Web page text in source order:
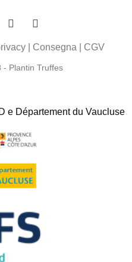
Plantin Truffes
| Consegna| CGV
e Département du Vaucluse